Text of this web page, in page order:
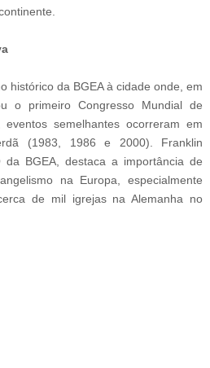
histórico da BGEA à cidade onde, em
o primeiro Congresso Mundial de
eventos semelhantes ocorreram em
(1983, 1986 e 2000). Franklin
da BGEA, destaca a importância de
na Europa, especialmente
de mil igrejas na Alemanha no